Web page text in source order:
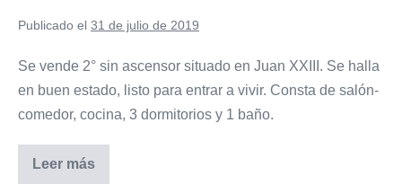
Publicado el 31 de julio de 2019
Se vende 2° sin ascensor situado en Juan XXIII. Se halla
en buen estado, listo para entrar a vivir. Consta de salón-
comedor, cocina, 3 dormitorios y 1 baño.
Leer más
658-
Juan